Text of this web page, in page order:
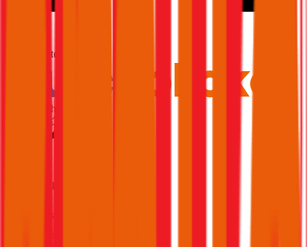
Produktnote
Ausgezeichnet
Haftpflicht
Freischaden